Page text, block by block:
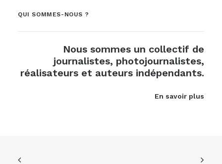
QUI SOMMES-NOUS ?
Nous sommes un collectif de
journalistes, photojournalistes,
réalisateurs et auteurs indépendants.
En savoir plus